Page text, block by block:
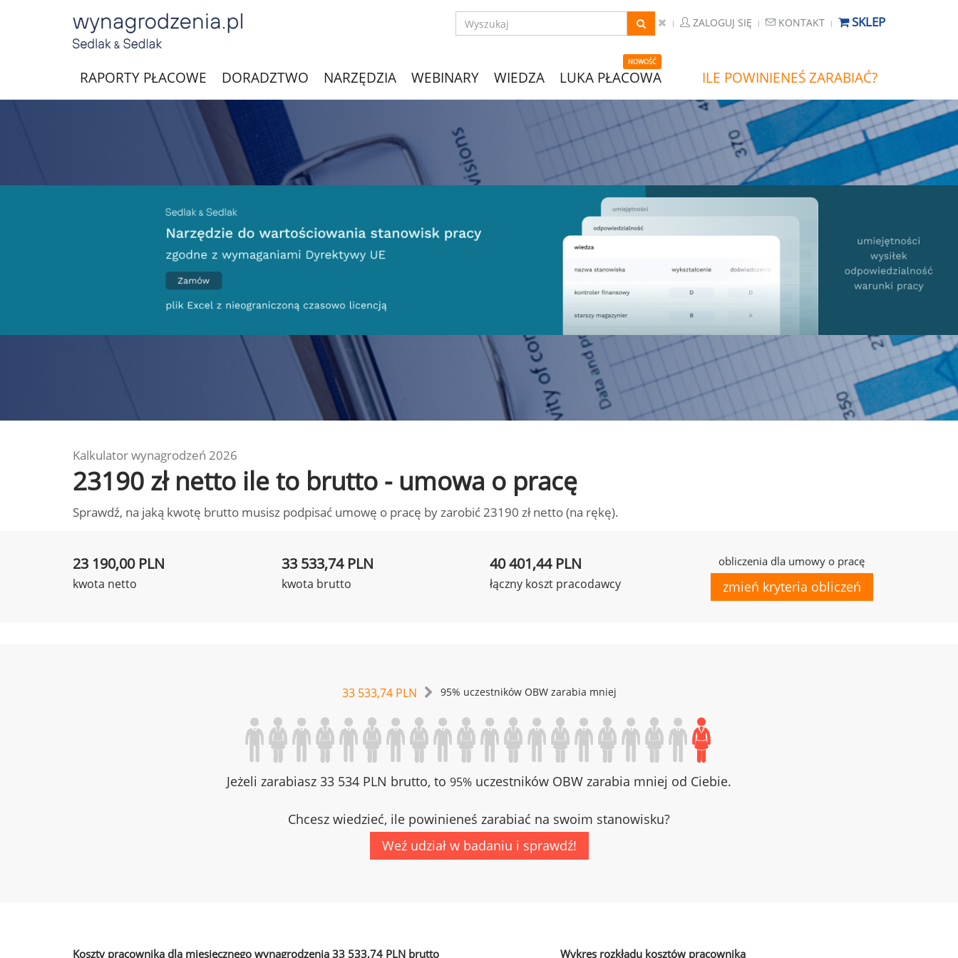
ZALOGUJ SIĘ KONTAKT SKLEP
RAPORTY PŁACOWE DORADZTWO NARZĘDZIA WEBINARY WIEDZA
NOWOŚĆ
LUKA PŁACOWA ILE POWINIENEŚ ZARABIAĆ?
Kalkulator wynagrodzeń 2026
23190 zł netto ile to brutto - umowa o pracę
Sprawdź, na jaką kwotę brutto musisz podpisać umowę o pracę by zarobić 23190 zł netto (na rękę).
23 190,00 PLN
kwota netto
33 533,74 PLN
kwota brutto
40 401,44 PLN
łączny koszt pracodawcy
obliczenia dla umowy o pracę
zmień kryteria obliczeń
33 533,74 PLN 95% uczestników OBW zarabia mniej
Jeżeli zarabiasz 33 534 PLN brutto, to 95% uczestników OBW zarabia mniej od Ciebie.
Chcesz wiedzieć, ile powinieneś zarabiać na swoim stanowisku?
Weź udział w badaniu i sprawdź!
Koszty pracownika dla miesięcznego wynagrodzenia 33 533,74 PLN brutto Wykres rozkładu kosztów pracownika